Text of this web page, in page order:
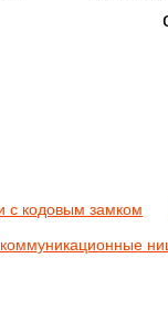
с кодовым замком